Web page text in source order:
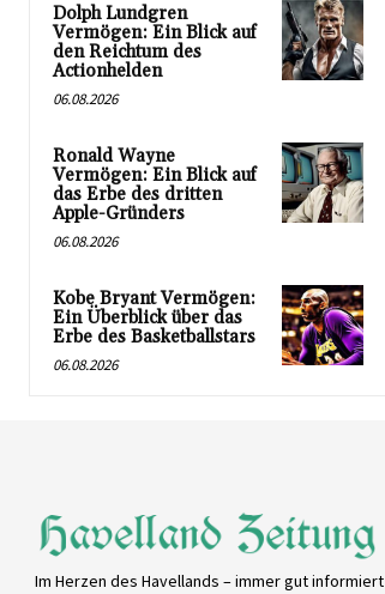
Dolph Lundgren
Vermögen: Ein Blick auf
den Reichtum des
Actionhelden
06.08.2026
Ronald Wayne
Vermögen: Ein Blick auf
das Erbe des dritten
Apple-Gründers
06.08.2026
Kobe Bryant Vermögen:
Ein Überblick über das
Erbe des Basketballstars
06.08.2026
Im Herzen des Havellands – immer gut informiert